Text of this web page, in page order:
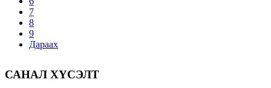
7
8
9
Дараах
САНАЛ ХҮСЭЛТ